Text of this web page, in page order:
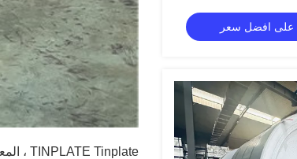
افضل سعر
TINPLATE Tinplate ، المعروف أيضًا باسم الصفيح المقصدري ، هو اسم شائع لألواح الفولاذ القصدير المطلية بالكهرباء.